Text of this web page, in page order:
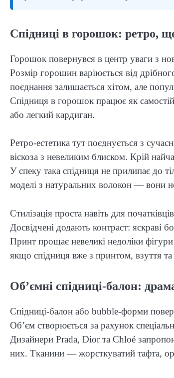
Спідниці в горошок: ретро,
Горошок повернувся в центр уваги з
Розмір горошин варіюється від
поєднання залишається хітом, але
Спідниця в горошок працює як
або легкий кардиган.
Ретро-естетика тут поєднується з
віскоза з невеликим блиском. Крій
У спеку така спідниця не прилипає до
моделі з натуральних волокон — вони
Стилізація проста навіть для
Досвідчені додають контраст: яскраві
Принт прощає невеликі недоліки
якщо спідниця вже з принтом, взуття
Об’ємні спідниці-балон:
Спідниці-балон або bubble-форми
Об’єм створюється за рахунок
Дизайнери Prada, Dior та Chloé
них. Тканини — жорсткуватий тафта,